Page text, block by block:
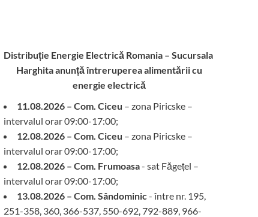
Distribuție Energie Electrică Romania – Sucursala
Harghitaanunță întreruperea alimentării cu
energie electrică
11.08.2026 – Com. Ciceu – zona Piricske –
intervalul orar 09:00-17:00;
12.08.2026 – Com. Ciceu – zona Piricske –
intervalul orar 09:00-17:00;
12.08.2026 – Com. Frumoasa- sat Făgețel –
intervalul orar 09:00-17:00;
13.08.2026 – Com. Sândominic- între nr. 195,
251-358, 360, 366-537, 550-692, 792-889, 966-